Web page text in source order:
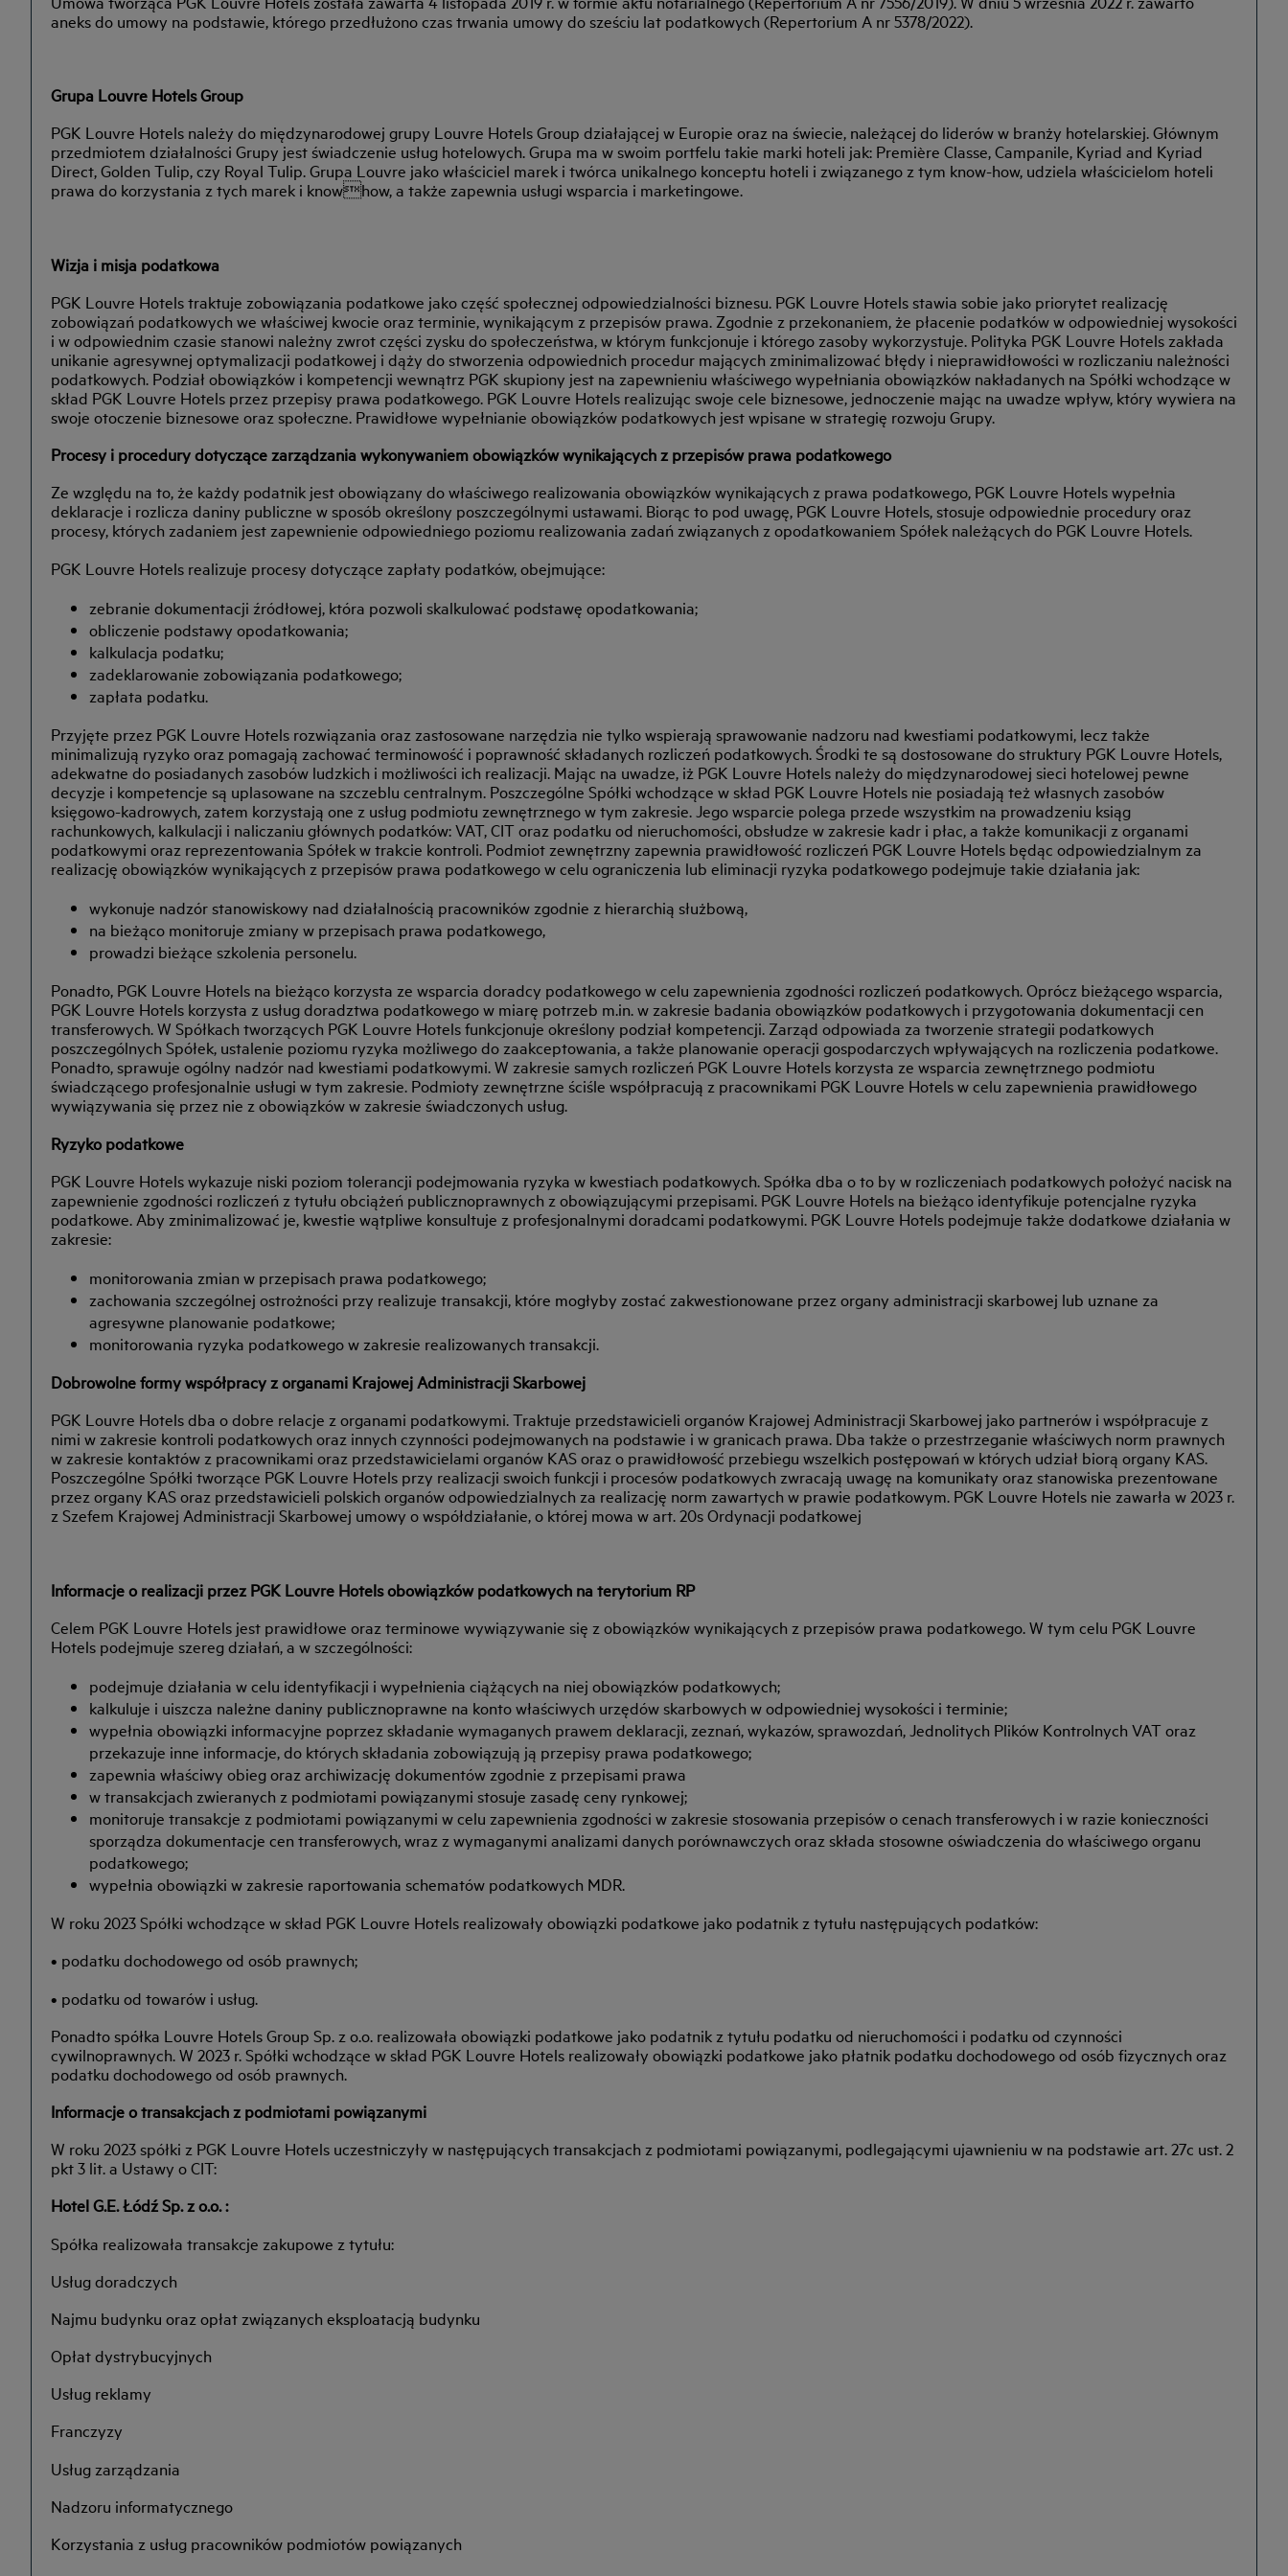
aneks do umowy na podstawie, którego przedłużono czas trwania umowy do sześciu lat podatkowych (Repertorium A nr 5378/2022).
Grupa Louvre Hotels Group
PGK Louvre Hotels należy do międzynarodowej grupy Louvre Hotels Group działającej w Europie oraz na świecie, należącej do liderów w branży hotelarskiej. Głównym
przedmiotem działalności Grupy jest świadczenie usług hotelowych. Grupa ma w swoim portfelu takie marki hoteli jak: Première Classe, Campanile, Kyriad and Kyriad
Direct, Golden Tulip, czy Royal Tulip. Grupa Louvre jako właściciel marek i twórca unikalnego konceptu hoteli i związanego z tym know-how, udziela właścicielom hoteli
prawa do korzystania z tych marek i knowhow, a także zapewnia usługi wsparcia i marketingowe.
Wizja i misja podatkowa
PGK Louvre Hotels traktuje zobowiązania podatkowe jako część społecznej odpowiedzialności biznesu. PGK Louvre Hotels stawia sobie jako priorytet realizację
zobowiązań podatkowych we właściwej kwocie oraz terminie, wynikającym z przepisów prawa. Zgodnie z przekonaniem, że płacenie podatków w odpowiedniej wysokości
i w odpowiednim czasie stanowi należny zwrot części zysku do społeczeństwa, w którym funkcjonuje i którego zasoby wykorzystuje. Polityka PGK Louvre Hotels zakłada
unikanie agresywnej optymalizacji podatkowej i dąży do stworzenia odpowiednich procedur mających zminimalizować błędy i nieprawidłowości w rozliczaniu należności
podatkowych. Podział obowiązków i kompetencji wewnątrz PGK skupiony jest na zapewnieniu właściwego wypełniania obowiązków nakładanych na Spółki wchodzące w
skład PGK Louvre Hotels przez przepisy prawa podatkowego. PGK Louvre Hotels realizując swoje cele biznesowe, jednoczenie mając na uwadze wpływ, który wywiera na
swoje otoczenie biznesowe oraz społeczne. Prawidłowe wypełnianie obowiązków podatkowych jest wpisane w strategię rozwoju Grupy.
Procesy i procedury dotyczące zarządzania wykonywaniem obowiązków wynikających z przepisów prawa podatkowego
Ze względu na to, że każdy podatnik jest obowiązany do właściwego realizowania obowiązków wynikających z prawa podatkowego, PGK Louvre Hotels wypełnia
deklaracje i rozlicza daniny publiczne w sposób określony poszczególnymi ustawami. Biorąc to pod uwagę, PGK Louvre Hotels, stosuje odpowiednie procedury oraz
procesy, których zadaniem jest zapewnienie odpowiedniego poziomu realizowania zadań związanych z opodatkowaniem Spółek należących do PGK Louvre Hotels.
PGK Louvre Hotels realizuje procesy dotyczące zapłaty podatków, obejmujące:
zebranie dokumentacji źródłowej, która pozwoli skalkulować podstawę opodatkowania;
obliczenie podstawy opodatkowania;
kalkulacja podatku;
zadeklarowanie zobowiązania podatkowego;
zapłata podatku.
Przyjęte przez PGK Louvre Hotels rozwiązania oraz zastosowane narzędzia nie tylko wspierają sprawowanie nadzoru nad kwestiami podatkowymi, lecz także
minimalizują ryzyko oraz pomagają zachować terminowość i poprawność składanych rozliczeń podatkowych. Środki te są dostosowane do struktury PGK Louvre Hotels,
adekwatne do posiadanych zasobów ludzkich i możliwości ich realizacji. Mając na uwadze, iż PGK Louvre Hotels należy do międzynarodowej sieci hotelowej pewne
decyzje i kompetencje są uplasowane na szczeblu centralnym. Poszczególne Spółki wchodzące w skład PGK Louvre Hotels nie posiadają też własnych zasobów
księgowo-kadrowych, zatem korzystają one z usług podmiotu zewnętrznego w tym zakresie. Jego wsparcie polega przede wszystkim na prowadzeniu ksiąg
rachunkowych, kalkulacji i naliczaniu głównych podatków: VAT, CIT oraz podatku od nieruchomości, obsłudze w zakresie kadr i płac, a także komunikacji z organami
podatkowymi oraz reprezentowania Spółek w trakcie kontroli. Podmiot zewnętrzny zapewnia prawidłowość rozliczeń PGK Louvre Hotels będąc odpowiedzialnym za
realizację obowiązków wynikających z przepisów prawa podatkowego w celu ograniczenia lub eliminacji ryzyka podatkowego podejmuje takie działania jak:
wykonuje nadzór stanowiskowy nad działalnością pracowników zgodnie z hierarchią służbową,
na bieżąco monitoruje zmiany w przepisach prawa podatkowego,
prowadzi bieżące szkolenia personelu.
Ponadto, PGK Louvre Hotels na bieżąco korzysta ze wsparcia doradcy podatkowego w celu zapewnienia zgodności rozliczeń podatkowych. Oprócz bieżącego wsparcia,
PGK Louvre Hotels korzysta z usług doradztwa podatkowego w miarę potrzeb m.in. w zakresie badania obowiązków podatkowych i przygotowania dokumentacji cen
transferowych. W Spółkach tworzących PGK Louvre Hotels funkcjonuje określony podział kompetencji. Zarząd odpowiada za tworzenie strategii podatkowych
poszczególnych Spółek, ustalenie poziomu ryzyka możliwego do zaakceptowania, a także planowanie operacji gospodarczych wpływających na rozliczenia podatkowe.
Ponadto, sprawuje ogólny nadzór nad kwestiami podatkowymi. W zakresie samych rozliczeń PGK Louvre Hotels korzysta ze wsparcia zewnętrznego podmiotu
świadczącego profesjonalnie usługi w tym zakresie. Podmioty zewnętrzne ściśle współpracują z pracownikami PGK Louvre Hotels w celu zapewnienia prawidłowego
wywiązywania się przez nie z obowiązków w zakresie świadczonych usług.
Ryzyko podatkowe
PGK Louvre Hotels wykazuje niski poziom tolerancji podejmowania ryzyka w kwestiach podatkowych. Spółka dba o to by w rozliczeniach podatkowych położyć nacisk na
zapewnienie zgodności rozliczeń z tytułu obciążeń publicznoprawnych z obowiązującymi przepisami. PGK Louvre Hotels na bieżąco identyfikuje potencjalne ryzyka
podatkowe. Aby zminimalizować je, kwestie wątpliwe konsultuje z profesjonalnymi doradcami podatkowymi. PGK Louvre Hotels podejmuje także dodatkowe działania w
zakresie:
monitorowania zmian w przepisach prawa podatkowego;
zachowania szczególnej ostrożności przy realizuje transakcji, które mogłyby zostać zakwestionowane przez organy administracji skarbowej lub uznane za
agresywne planowanie podatkowe;
monitorowania ryzyka podatkowego w zakresie realizowanych transakcji.
Dobrowolne formy współpracy z organami Krajowej Administracji Skarbowej
PGK Louvre Hotels dba o dobre relacje z organami podatkowymi. Traktuje przedstawicieli organów Krajowej Administracji Skarbowej jako partnerów i współpracuje z
nimi w zakresie kontroli podatkowych oraz innych czynności podejmowanych na podstawie i w granicach prawa. Dba także o przestrzeganie właściwych norm prawnych
w zakresie kontaktów z pracownikami oraz przedstawicielami organów KAS oraz o prawidłowość przebiegu wszelkich postępowań w których udział biorą organy KAS.
Poszczególne Spółki tworzące PGK Louvre Hotels przy realizacji swoich funkcji i procesów podatkowych zwracają uwagę na komunikaty oraz stanowiska prezentowane
przez organy KAS oraz przedstawicieli polskich organów odpowiedzialnych za realizację norm zawartych w prawie podatkowym. PGK Louvre Hotels nie zawarła w 2023 r.
z Szefem Krajowej Administracji Skarbowej umowy o współdziałanie, o której mowa w art. 20s Ordynacji podatkowej
Informacje o realizacji przez PGK Louvre Hotels obowiązków podatkowych na terytorium RP
Celem PGK Louvre Hotels jest prawidłowe oraz terminowe wywiązywanie się z obowiązków wynikających z przepisów prawa podatkowego. W tym celu PGK Louvre
Hotels podejmuje szereg działań, a w szczególności:
podejmuje działania w celu identyfikacji i wypełnienia ciążących na niej obowiązków podatkowych;
kalkuluje i uiszcza należne daniny publicznoprawne na konto właściwych urzędów skarbowych w odpowiedniej wysokości i terminie;
wypełnia obowiązki informacyjne poprzez składanie wymaganych prawem deklaracji, zeznań, wykazów, sprawozdań, Jednolitych Plików Kontrolnych VAT oraz
przekazuje inne informacje, do których składania zobowiązują ją przepisy prawa podatkowego;
zapewnia właściwy obieg oraz archiwizację dokumentów zgodnie z przepisami prawa
w transakcjach zwieranych z podmiotami powiązanymi stosuje zasadę ceny rynkowej;
monitoruje transakcje z podmiotami powiązanymi w celu zapewnienia zgodności w zakresie stosowania przepisów o cenach transferowych i w razie konieczności
sporządza dokumentacje cen transferowych, wraz z wymaganymi analizami danych porównawczych oraz składa stosowne oświadczenia do właściwego organu
podatkowego;
wypełnia obowiązki w zakresie raportowania schematów podatkowych MDR.
W roku 2023 Spółki wchodzące w skład PGK Louvre Hotels realizowały obowiązki podatkowe jako podatnik z tytułu następujących podatków:
• podatku dochodowego od osób prawnych;
• podatku od towarów i usług.
Ponadto spółka Louvre Hotels Group Sp. z o.o. realizowała obowiązki podatkowe jako podatnik z tytułu podatku od nieruchomości i podatku od czynności
cywilnoprawnych. W 2023 r. Spółki wchodzące w skład PGK Louvre Hotels realizowały obowiązki podatkowe jako płatnik podatku dochodowego od osób fizycznych oraz
podatku dochodowego od osób prawnych.
Informacje o transakcjach z podmiotami powiązanymi
W roku 2023 spółki z PGK Louvre Hotels uczestniczyły w następujących transakcjach z podmiotami powiązanymi, podlegającymi ujawnieniu w na podstawie art. 27c ust. 2
pkt 3 lit. a Ustawy o CIT:
Hotel G.E. Łódź Sp. z o.o. :
Spółka realizowała transakcje zakupowe z tytułu:
Usług doradczych
Najmu budynku oraz opłat związanych eksploatacją budynku
Opłat dystrybucyjnych
Usług reklamy
Franczyzy
Usług zarządzania
Nadzoru informatycznego
Korzystania z usług pracowników podmiotów powiązanych